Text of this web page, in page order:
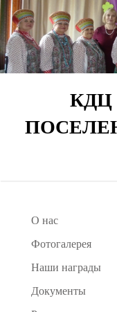
Перейти
к
содержимому
КДЦ
О нас
Фотогалерея
Наши награды
Документы